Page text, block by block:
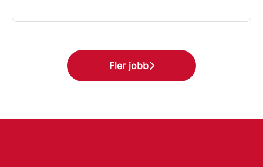
Fler jobb